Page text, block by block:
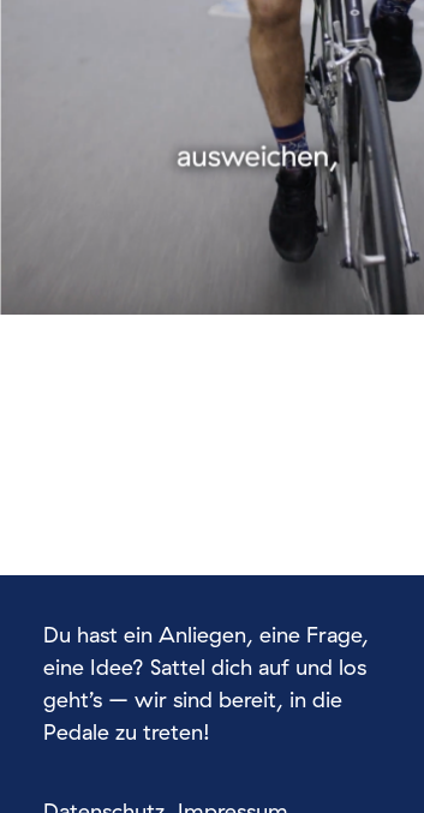
Du hast ein Anliegen, eine Frage,
eine Idee? Sattel dich auf und los
geht’s – wir sind bereit, in die
Pedale zu treten!